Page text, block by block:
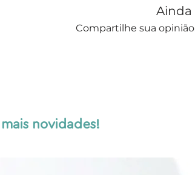
Ainda
Compartilhe sua
novidades!